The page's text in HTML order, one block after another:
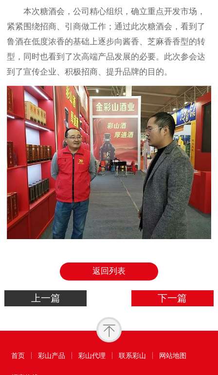
本次糖酒会，公司精心组织，确立重点开发市场，
紧紧围绕招商、引商做工作；通过此次糖酒会，看到了
鲁酒在低度浓香的基础上逐步向酱香、芝麻香香型的转
型，同时也看到了次高端产品发展的必要。此次参会达
到了宣传企业、积极招商、提升品牌的目的。
返回列表
上一篇 下一篇
首页 彩山产品 彩山代理 联系彩山 网站地图